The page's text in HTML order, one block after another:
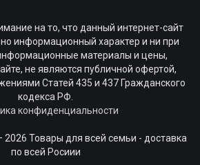
на то, что данный интернет-сайт
информационный характер и ни при
материалы и цены,
не являются публичной офертой,
Статей 435 и 437 Гражданского
кодекса РФ.
конфиденциальности
Товары для всей семьи - доставка
по всей Росиии